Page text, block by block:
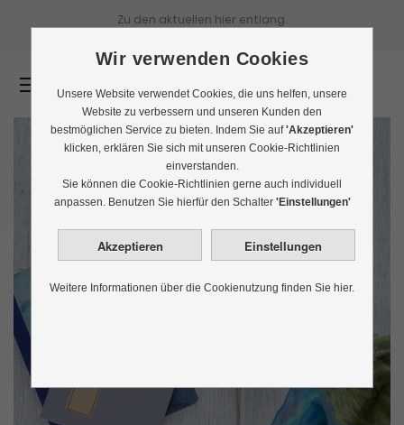
Zu den aktuellen hier entlang.
Wir verwenden Cookies
Unsere Website verwendet Cookies, die uns helfen, unsere
Website zu verbessern und unseren Kunden den
bestmöglichen Service zu bieten. Indem Sie auf'Akzeptieren'
klicken, erklären Sie sich mit unseren Cookie-Richtlinien
einverstanden.
Sie können die Cookie-Richtlinien gerne auch individuell
anpassen. Benutzen Sie hierfür den Schalter 'Einstellungen'
Weitere Informationen über die Cookienutzung finden Sie hier.